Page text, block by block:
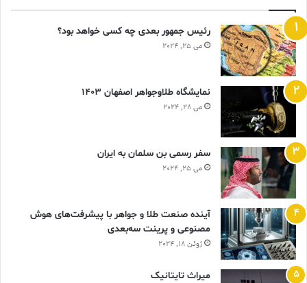
رئیس جمهور بعدی چه کسی خواهد بود؟
می 25, 2024
نمایشگاه طلاوجواهر اصفهان 1403
می 28, 2024
سفر رسمی بن سلمان به ایران
می 25, 2024
آینده صنعت طلا و جواهر با پیشرفت‌های هوش
مصنوعی و پرینت سه‌بعدی
ژوئن 18, 2024
ميراث تايتانيک